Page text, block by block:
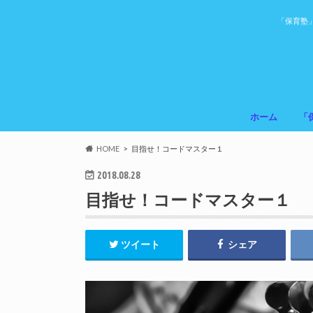
「保育
ホーム
HOME 目指せ！コードマスター１
2018.08.28
目指せ！コードマスター１
ツイート シェア